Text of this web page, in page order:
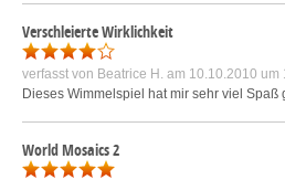
Verschleierte Wirklichkeit
verfasst von Beatrice H. am 10.10.2010 um
Dieses Wimmelspiel hat mir sehr viel
World Mosaics 2